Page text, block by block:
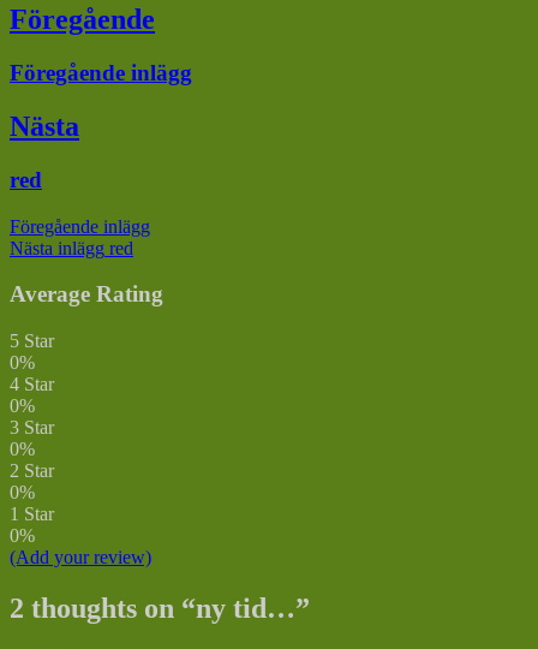
Inläggsnavigering
Föregående
Föregående
inlägg:
Föregående inlägg
Nästa
Nästa
red
Föregående inlägg
Nästa inlägg red
Average Rating
5 Star
0%
4 Star
0%
3 Star
0%
2 Star
0%
1 Star
0%
(Add your review)
2 thoughts on “ny tid…”